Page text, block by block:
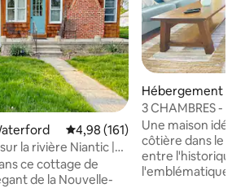
Évaluation moyenne sur la
4,98 (161)
la rivière Niantic |
ce cottage de
de la Nouvelle-
Hébergement ⋅
h
3 CHAMBRES -
voyageurs -
confortable -
Une maison
côtière dans le Rhode
entre l'historique
l'emblématique Newport.